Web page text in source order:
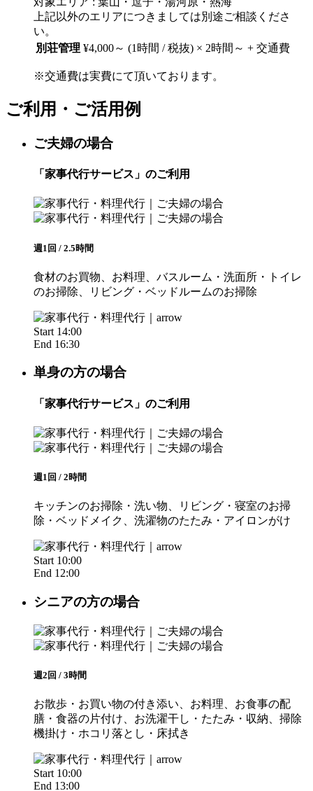
上記以外のエリアにつきましては別途ご相談くださ
い。
別荘管理 ¥4,000～ (1時間 / 税抜) × 2時間～ + 交通費
※交通費は実費にて頂いております。
ご利用・ご活用例
ご夫婦の場合
「家事代行サービス」のご利用
週1回 / 2.5時間
食材のお買物、お料理、バスルーム・洗面所・トイレ
のお掃除、リビング・ベッドルームのお掃除
Start 14:00
End 16:30
単身の方の場合
「家事代行サービス」のご利用
週1回 / 2時間
キッチンのお掃除・洗い物、リビング・寝室のお掃
除・ベッドメイク、洗濯物のたたみ・アイロンがけ
Start 10:00
End 12:00
シニアの方の場合
週2回 / 3時間
お散歩・お買い物の付き添い、お料理、お食事の配
膳・食器の片付け、お洗濯干し・たたみ・収納、掃除
機掛け・ホコリ落とし・床拭き
Start 10:00
End 13:00